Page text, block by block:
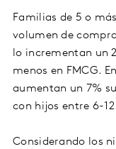
Familias de 5 o
volumen de
lo incrementan un
menos en FMCG.
aumentan un 7%
con hijos entre 6-
Considerando los